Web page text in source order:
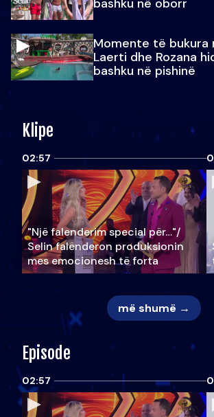
bashku në oborr
Momente të bukura
Laerti dhe Rozana
bashku në pishinë
Klipe
02:57
"Një falenderim special për…"/
Selin falënderon produksionin
mes emocionesh të forta
më shumë →
Episode
02:57